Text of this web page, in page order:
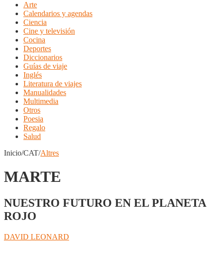
Arte
Calendarios y agendas
Ciencia
Cine y televisión
Cocina
Deportes
Diccionarios
Guías de viaje
Inglés
Literatura de viajes
Manualidades
Multimedia
Otros
Poesia
Regalo
Salud
Inicio/CAT/Altres
MARTE
NUESTRO FUTURO EN EL PLANETA
ROJO
DAVID LEONARD